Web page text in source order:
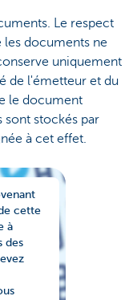
Le respect
les documents ne
uniquement
de l'émetteur et du
le document
stockés par
à cet effet.
cette
à
des